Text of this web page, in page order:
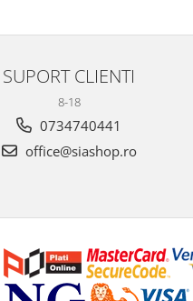
SUPORT CLIENTI
8-18
0734740441
office@siashop.ro